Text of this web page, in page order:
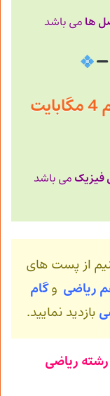
ها می باشد
می باشد
از پست های
ریاضی وگام
بازدید نمایید.
ریاضی